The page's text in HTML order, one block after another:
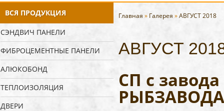
ВСЯ ПРОДУКЦИЯ
СЭНДВИЧ ПАНЕЛИ
ФИБРОЦЕМЕНТНЫЕ ПАНЕЛИ
АЛЮКОБОНД
ТЕПЛОИЗОЛЯЦИЯ
ДВЕРИ
Главная » Галерея »АВГУСТ 2018
АВГУСТ
СП с
РЫБЗАВОДА